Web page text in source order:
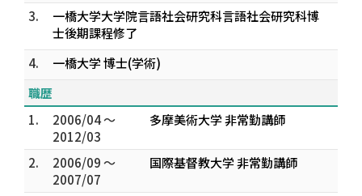
3.
一橋大学大学院言語社会研究科言語社会研究科博
士後期課程修了
4.
一橋大学 博士(学術)
職歴
1.
2006/04 ～
2012/03
多摩美術大学 非常勤講師
2.
2006/09 ～
2007/07
国際基督教大学 非常勤講師